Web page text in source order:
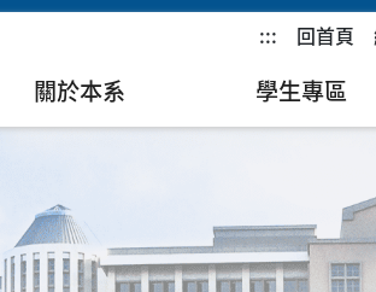
::: 回首頁
關於本系 學生專區